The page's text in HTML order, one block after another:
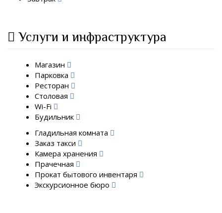
Услуги и инфраструктура
Магазин
Парковка
Ресторан
Столовая
Wi-Fi
Будильник
Гладильная комната
Заказ такси
Камера хранения
Прачечная
Прокат бытового инвентаря
Экскурсионное бюро